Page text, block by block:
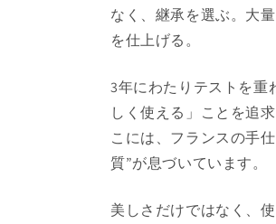
なく、継承を選ぶ。大
を仕上げる。
3年にわたりテストを重
しく使える」ことを追
こには、フランスの手
質”が息づいています。
美しさだけではなく、